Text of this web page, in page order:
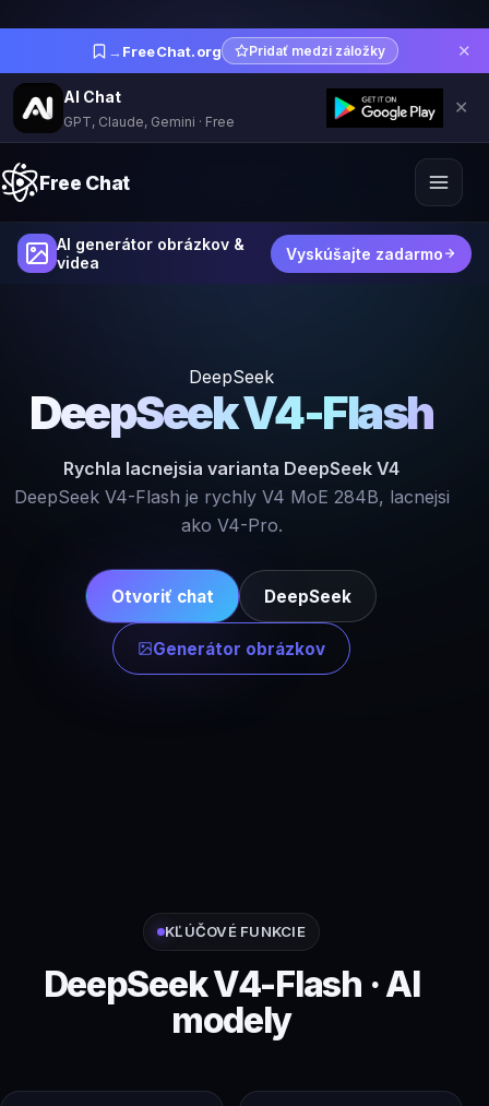
→ FreeChat.org Pridať medzi záložky ✕
AI Chat
GPT, Claude, Gemini · Free
✕
Free Chat
AI generátor obrázkov &
videa
Vyskúšajte zadarmo
DeepSeek
DeepSeek V4-Flash
Rychla lacnejsia varianta DeepSeek V4
DeepSeek V4-Flash je rychly V4 MoE 284B, lacnejsi
ako V4-Pro.
Otvoriť chat DeepSeek
Generátor obrázkov
KĽÚČOVÉ FUNKCIE
DeepSeek V4-Flash · AI
modely